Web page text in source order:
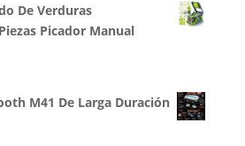
De Verduras
Picador Manual
M41 De Larga Duración